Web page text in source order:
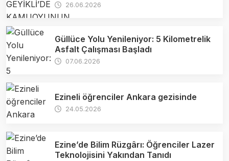
26.06.2026
Güllüce Yolu Yenileniyor: 5 Kilometrelik
Asfalt Çalışması Başladı
07.06.2026
Ezineli öğrenciler Ankara gezisinde
24.05.2026
Ezine’de Bilim Rüzgârı: Öğrenciler Lazer
Teknolojisini Yakından Tanıdı